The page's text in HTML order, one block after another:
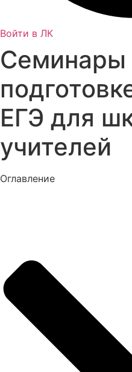
Войти в ЛК
Cеминары
ЕГЭ для
учителей
Оглавление